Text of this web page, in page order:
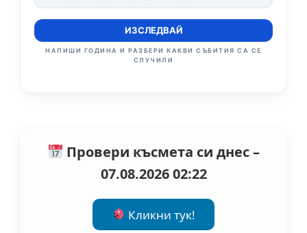
ИЗСЛЕДВАЙ
НАПИШИ ГОДИНА И РАЗБЕРИ КАКВИ СЪБИТИЯ СА СЕ
СЛУЧИЛИ
Провери късмета си днес –
07.08.2026 02:22
Кликни тук!